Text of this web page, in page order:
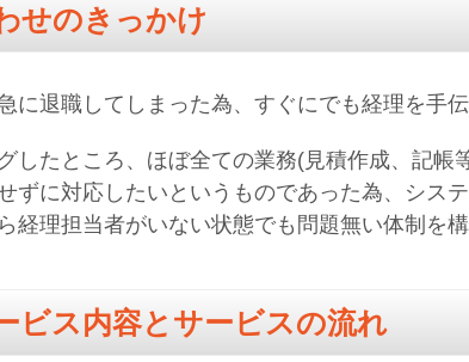
せのきっかけ
に退職してしまった為、すぐにでも経理を手
したところ、ほぼ全ての業務(見積作成、記
ずに対応したいというものであった為、シス
経理担当者がいない状態でも問題無い体制を
ビス内容とサービスの流れ